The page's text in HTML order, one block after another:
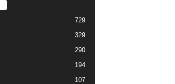
729
329
290
194
107